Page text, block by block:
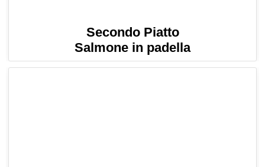
Secondo Piatto
Salmone in padella